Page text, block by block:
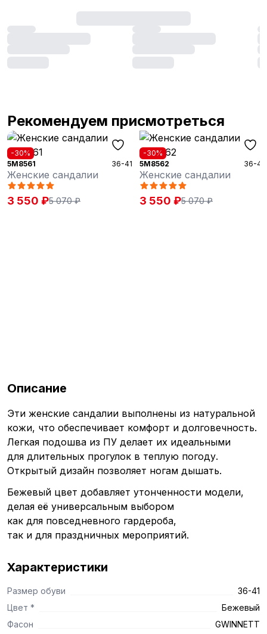
Рекомендуем присмотреться
-30%
5M8561
36-41
Женские сандалии
3 550 ₽5 070 ₽
-30%
5M8562
36-41
Женские сандалии
3 550 ₽5 070 ₽
Описание
Эти женские сандалии выполнены из натуральной
кожи, что обеспечивает комфорт и долговечность.
Легкая подошва из ПУ делает их идеальными
для длительных прогулок в теплую погоду.
Открытый дизайн позволяет ногам дышать.
Бежевый цвет добавляет утонченности модели,
делая её универсальным выбором
как для повседневного гардероба,
так и для праздничных мероприятий.
Характеристики
Размер обуви
36-41
Цвет *
Бежевый
Фасон
GWINNETT